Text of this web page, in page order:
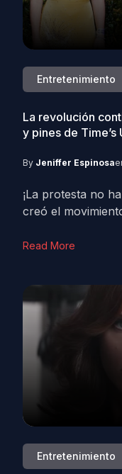
Entretenimiento
La revolución
y pines de
By Jeniffer Espinosa
¡La protesta no
creó el
Read More
Entretenimiento